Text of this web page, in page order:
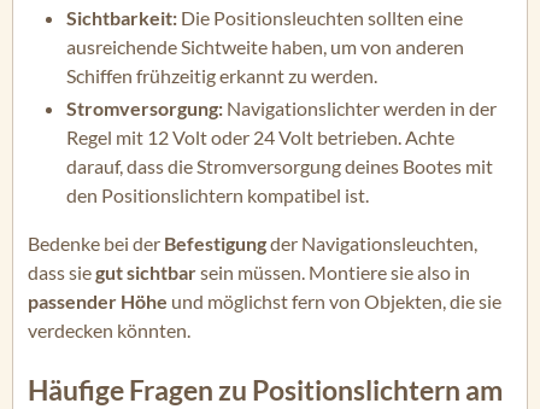
Sichtbarkeit: Die Positionsleuchten sollten eine
ausreichende Sichtweite haben, um von anderen
Schiffen frühzeitig erkannt zu werden.
Stromversorgung: Navigationslichter werden in der
Regel mit 12 Volt oder 24 Volt betrieben. Achte
darauf, dass die Stromversorgung deines Bootes mit
den Positionslichtern kompatibel ist.
Bedenke bei der Befestigungder Navigationsleuchten,
dass siegut sichtbarsein müssen. Montiere sie also in
passender Höhe und möglichst fern von Objekten, die sie
verdecken könnten.
Häufige Fragen zu Positionslichtern am